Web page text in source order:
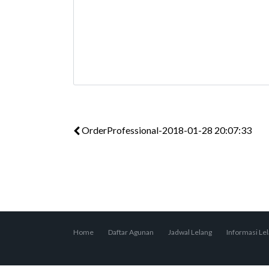
OrderProfessional-2018-01-28 20:07:33
Home Daftar Agunan Jadwal Lelang Informasi